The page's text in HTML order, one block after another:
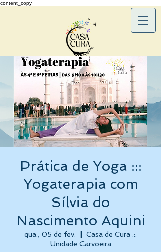
content_copy
Prática de Yoga :::
Yogaterapia com
Sílvia do
Nascimento Aquini
qua., 05 de fev.
Casa de Cura .:.
Unidade Carvoeira